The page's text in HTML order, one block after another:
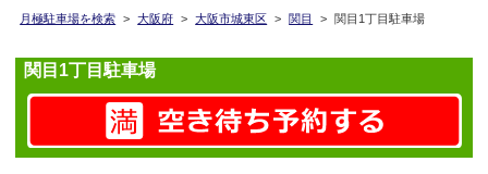
月極駐車場を検索 > 大阪府 > 大阪市城東区 > 関目 > 関目1丁目駐車場
関目1丁目駐車場